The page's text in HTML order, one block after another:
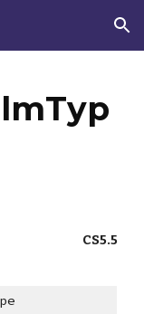
Skip to navigation
CS5.5